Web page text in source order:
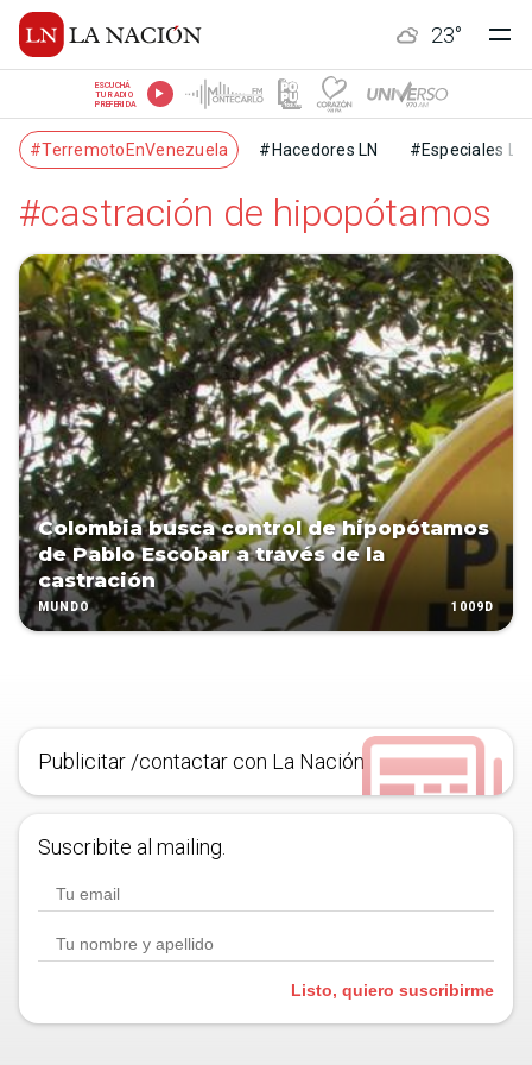
23°
ESCUCHÁ
TU RADIO
PREFERIDA
#TerremotoEnVenezuela #Hacedores LN #Especiales LN
#castración de hipopótamos
Colombia busca control de hipopótamos
de Pablo Escobar a través de la
castración
MUNDO 1009D
Publicitar /contactar con La Nación
Suscribite al mailing.
Listo, quiero suscribirme